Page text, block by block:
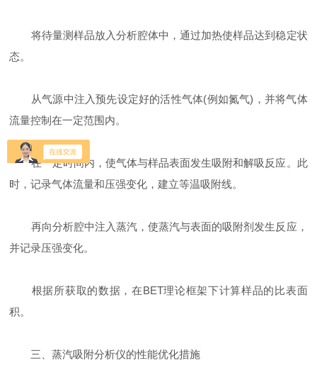
将待量测样品放入分析腔体中，通过加热使样品达到稳定状
态。
从气源中注入预先设定好的活性气体(例如氮气)，并将气体
流量控制在一定范围内。
在一定时间内，使气体与样品表面发生吸附和解吸反应。此
时，记录气体流量和压强变化，建立等温吸附线。
再向分析腔中注入蒸汽，使蒸汽与表面的吸附剂发生反应，
并记录压强变化。
根据所获取的数据，在BET理论框架下计算样品的比表面
积。
三、蒸汽吸附分析仪的性能优化措施